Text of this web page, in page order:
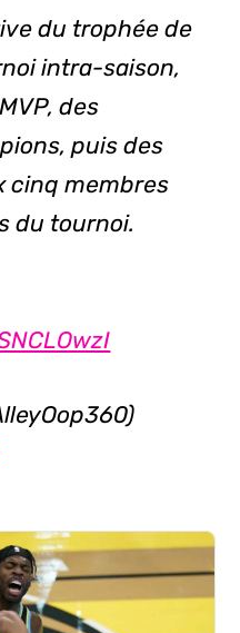
du trophée de
intra-saison,
des
puis des
cinq membres
du tournoi.